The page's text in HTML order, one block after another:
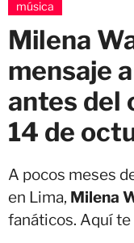
música
Milena
mensaje
antes del
14 de
A pocos meses
en Lima, Milena
fanáticos. Aquí